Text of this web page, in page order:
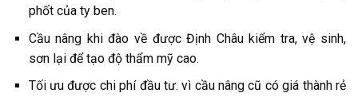
phốt của ty ben.
Cầu nâng khi đào về được Định Châu kiểm tra, vệ sinh,
sơn lại để tạo độ thẩm mỹ cao.
Tối ưu được chi phí đầu tư. vì cầu nâng cũ có giá thành rẻ